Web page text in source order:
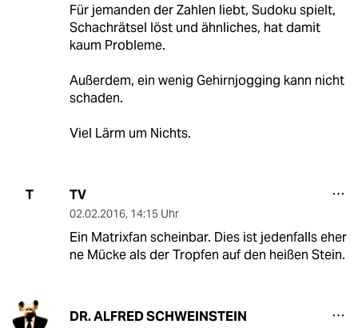
Für jemanden der Zahlen liebt, Sudoku spielt,
Schachrätsel löst und ähnliches, hat damit
kaum Probleme.
Außerdem, ein wenig Gehirnjogging kann nicht
schaden.
Viel Lärm um Nichts.
T TV
02.02.2016, 14:15 Uhr
Ein Matrixfan scheinbar. Dies ist jedenfalls eher
ne Mücke als der Tropfen auf den heißen Stein.
DR. ALFRED SCHWEINSTEIN